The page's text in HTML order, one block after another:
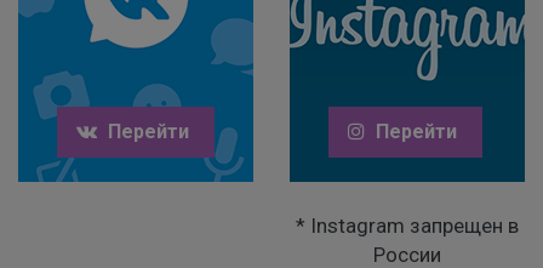
Перейти Перейти
* Instagram запрещен в
России